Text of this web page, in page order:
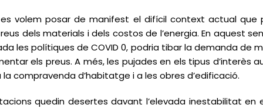
volem posar de manifest el difícil context actual que
dels materials i dels costos de l’energia. En aquest
les polítiques de COVID 0, podria tibar la demanda de
els preus. A més, les pujades en els tipus
compravenda d’habitatge i a les obres d’edificació.
quedin desertes davant l’elevada inestabilitat en